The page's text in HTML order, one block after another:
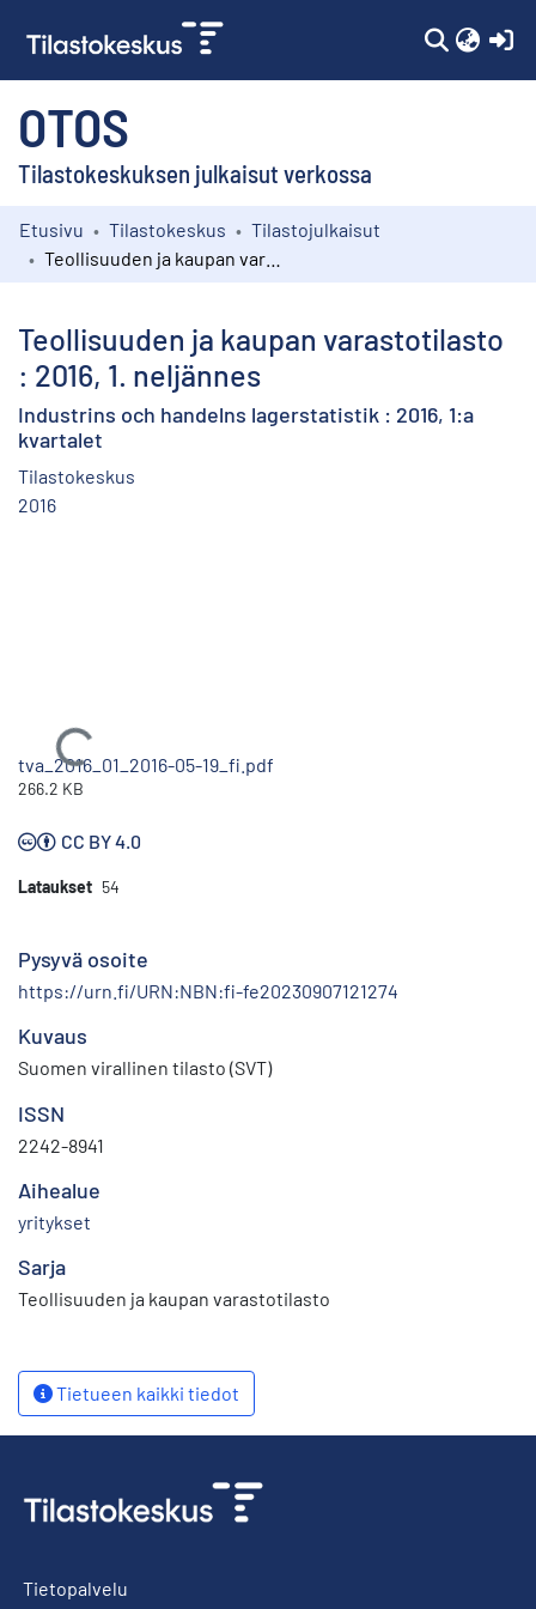
OTOS
Tilastokeskuksen julkaisut verkossa
Kokoelmat
Etusivu Tilastokeskus
Tilastojulkaisut
Teollisuuden ja kaupan varastotilasto
: 2016, 1. neljännes
Industrins och handelns lagerstatistik : 2016, 1:a
kvartalet
Tilastokeskus
2016
Ladataan...
tva_2016_01_2016-05-19_fi.pdf
266.2 KB
CC BY 4.0
Lataukset 54
Pysyvä osoite
https://urn.fi/URN:NBN:fi-fe20230907121274
Kuvaus
Suomen virallinen tilasto (SVT)
ISSN
2242-8941
Aihealue
yritykset
Sarja
Teollisuuden ja kaupan varastotilasto
Tietueen kaikki tiedot
Tietopalvelu